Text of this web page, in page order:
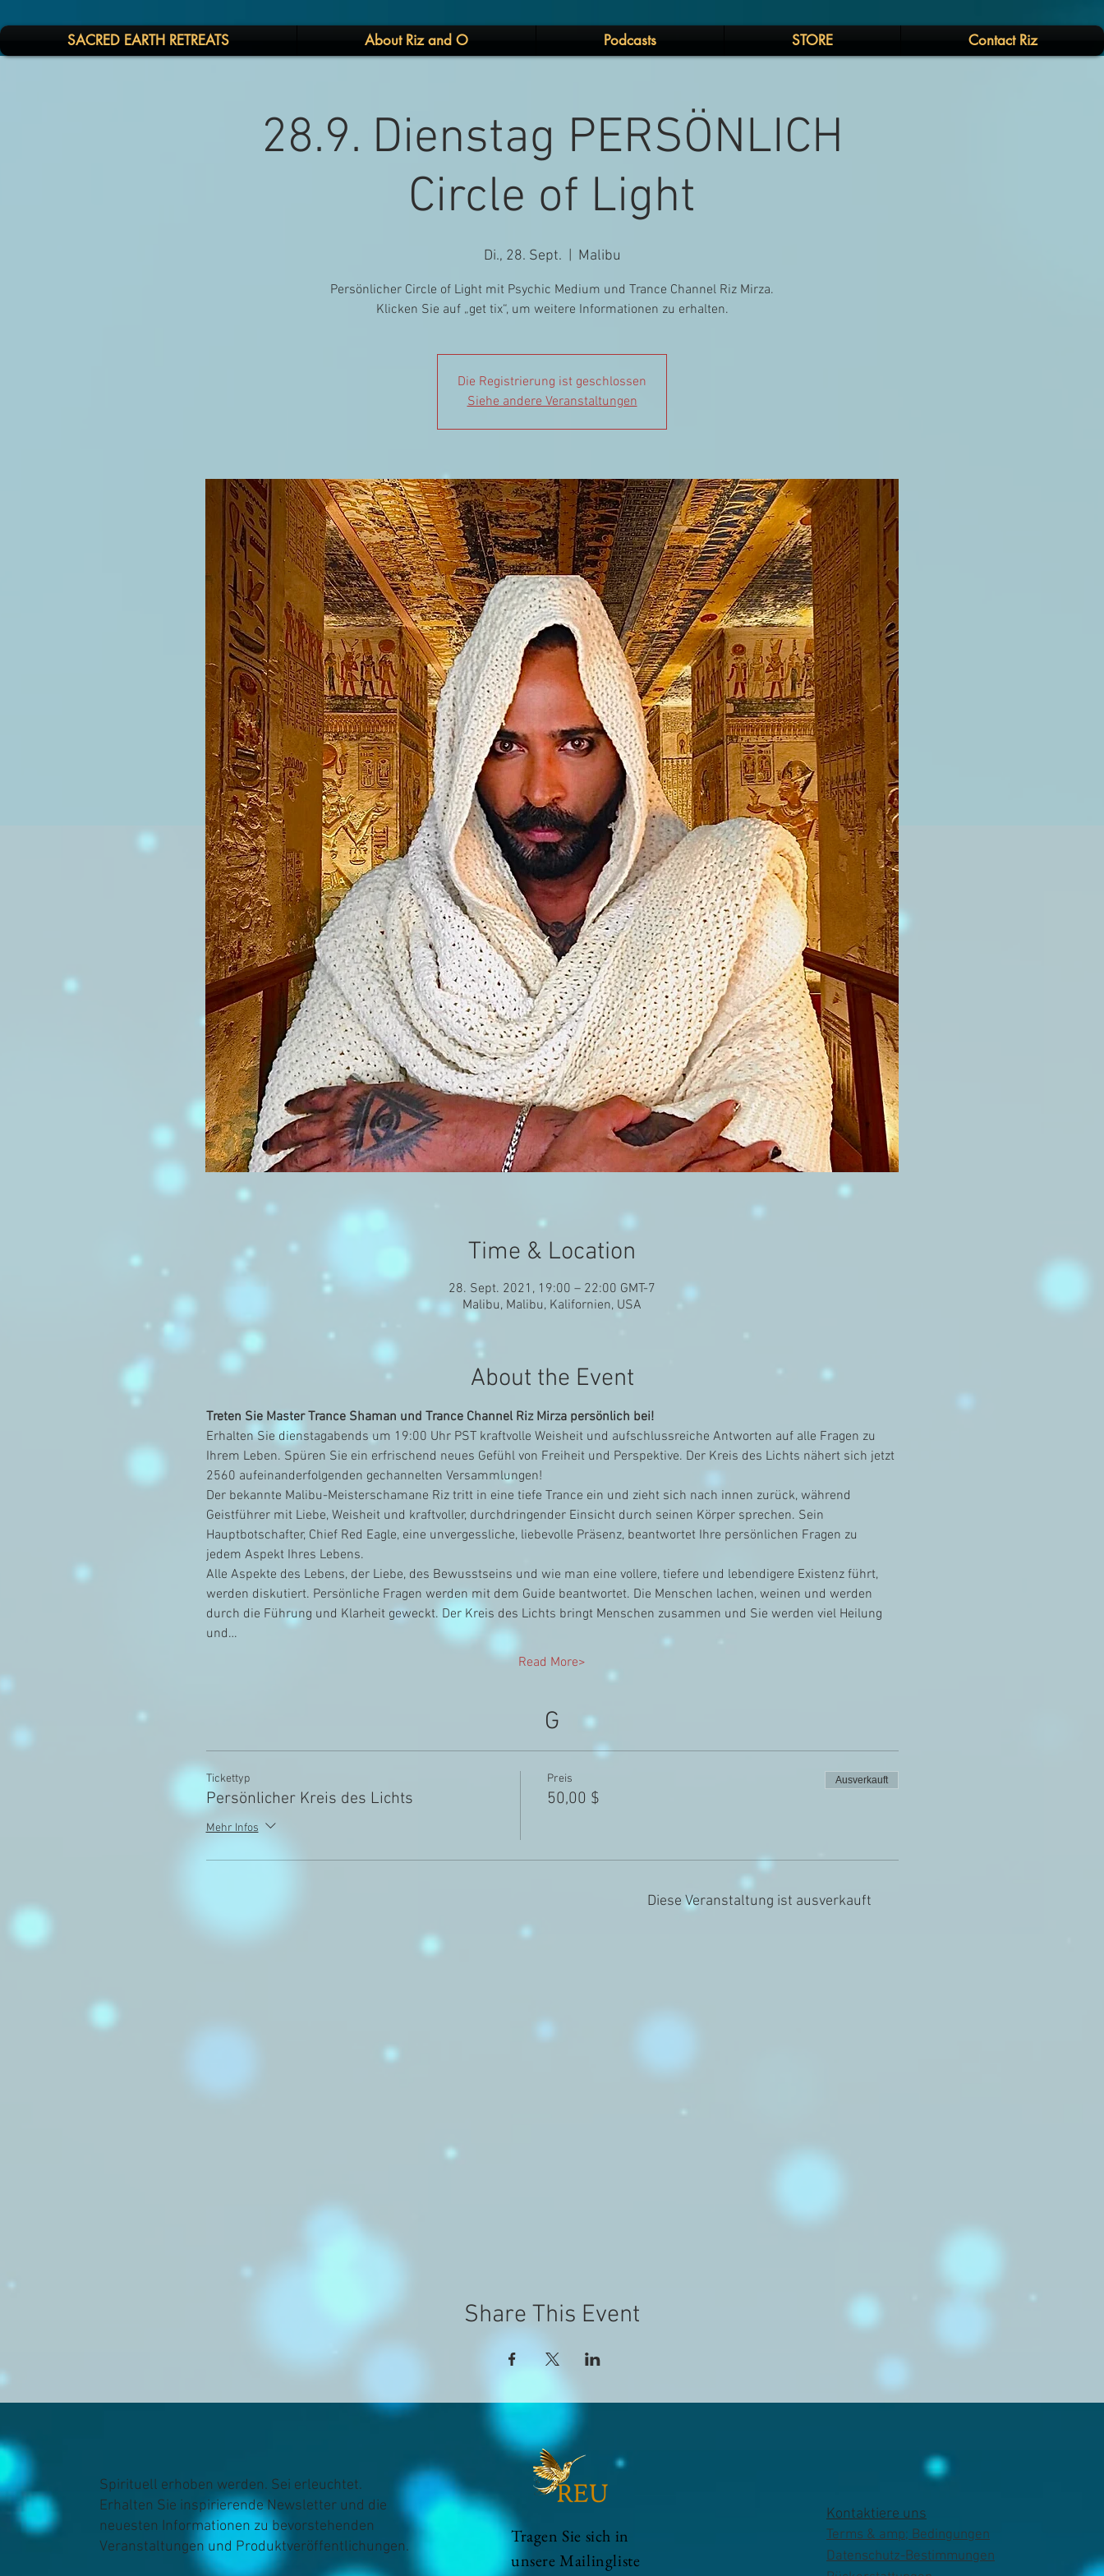
SACRED EARTH RETREATS About Riz and O Podcasts STORE Contact Riz
28.9. Dienstag PERSÖNLICH
Circle of Light
Di., 28. Sept. Malibu
Persönlicher Circle of Light mit Psychic Medium und Trance Channel Riz Mirza.
Klicken Sie auf „get tix“, um weitere Informationen zu erhalten.
Die Registrierung ist geschlossen
Siehe andere Veranstaltungen
Time & Location
28. Sept. 2021, 19:00 – 22:00 GMT-7
Malibu, Malibu, Kalifornien, USA
About the Event
Treten Sie Master Trance Shaman und Trance Channel Riz Mirza persönlich bei!
Erhalten Sie dienstagabends um 19:00 Uhr PST kraftvolle Weisheit und aufschlussreiche Antworten auf alle Fragen zu
Ihrem Leben. Spüren Sie ein erfrischend neues Gefühl von Freiheit und Perspektive. Der Kreis des Lichts nähert sich jetzt
2560 aufeinanderfolgenden gechannelten Versammlungen!
Der bekannte Malibu-Meisterschamane Riz tritt in eine tiefe Trance ein und zieht sich nach innen zurück, während
Geistführer mit Liebe, Weisheit und kraftvoller, durchdringender Einsicht durch seinen Körper sprechen. Sein
Hauptbotschafter, Chief Red Eagle, eine unvergessliche, liebevolle Präsenz, beantwortet Ihre persönlichen Fragen zu
jedem Aspekt Ihres Lebens.
Alle Aspekte des Lebens, der Liebe, des Bewusstseins und wie man eine vollere, tiefere und lebendigere Existenz führt,
werden diskutiert. Persönliche Fragen werden mit dem Guide beantwortet. Die Menschen lachen, weinen und werden
durch die Führung und Klarheit geweckt. Der Kreis des Lichts bringt Menschen zusammen und Sie werden viel Heilung
und…
Read More>
G
Tickettyp
Persönlicher Kreis des Lichts
Mehr Infos
Preis
50,00 $
Ausverkauft
Diese Veranstaltung ist ausverkauft
Share This Event
Spirituell erhoben werden. Sei erleuchtet.
Erhalten Sie inspirierende Newsletter und die
neuesten Informationen zu bevorstehenden
Veranstaltungen und Produktveröffentlichungen.
Tragen Sie sich in
unsere Mailingliste
Kontaktiere uns
Terms & amp; Bedingungen
Datenschutz-Bestimmungen